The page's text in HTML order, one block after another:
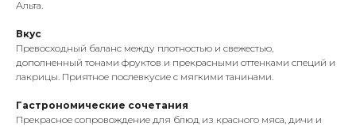
Альта.
Вкус
Превосходный баланс между плотностью и свежестью,
дополненный тонами фруктов и прекрасными оттенками специй и
лакрицы. Приятное послевкусие с мягкими танинами.
Гастрономические сочетания
Прекрасное сопровождение для блюд из красного мяса, дичи и